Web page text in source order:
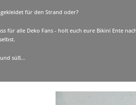
gekleidet für den Strand oder?
für alle Deko Fans - holt euch eure Bikini Ente
süß...